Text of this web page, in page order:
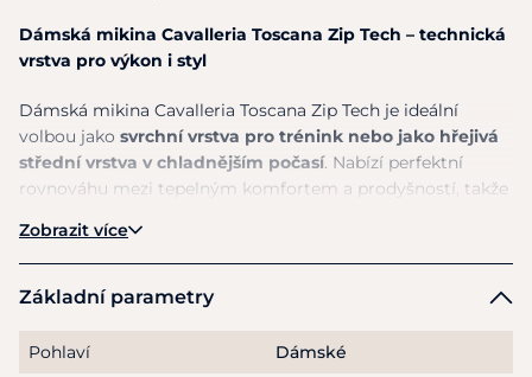
Dámská mikina Cavalleria Toscana Zip Tech – technická
vrstva pro výkon i styl
Dámská mikina Cavalleria Toscana Zip Tech je ideální
volbou jako svrchní vrstva pro trénink nebo jako hřejivá
střední vrstva v chladnějším počasí. Nabízí perfektní
rovnováhu mezi tepelným komfortem a prodyšností, takže
Vyrobenaz bonded technického materiálu, mikina
poskytuje účinnou izolaci i ochranu proti nepříznivým
perforované panely na přední i zadní části zajišťují
Zobrazit více
Základní parametry
Pohlaví Dámské